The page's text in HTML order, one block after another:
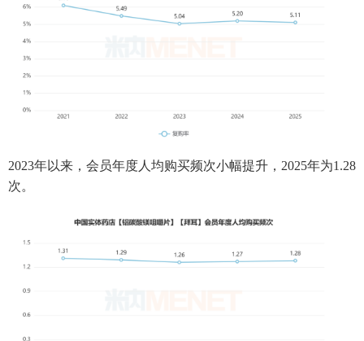
2023年以来，会员年度人均购买频次小幅提升，2025年为1.28
次。